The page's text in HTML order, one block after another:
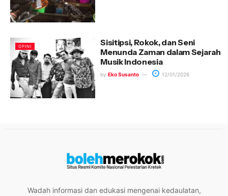
OPINI
Sisitipsi, Rokok, dan Seni
Menunda Zaman dalam Sejarah
Musik Indonesia
by Eko Susanto 12/01/2026
Wadah informasi dan edukasi mengenai kedaulatan,